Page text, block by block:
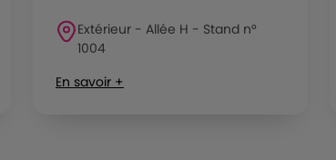
Extérieur - Allée H - Stand n°
1004
En savoir +